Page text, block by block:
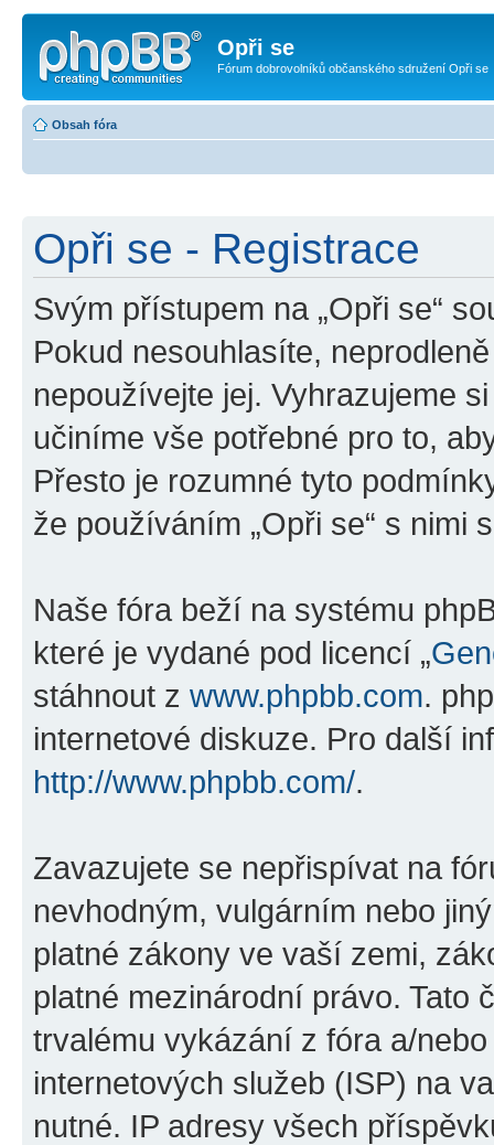
Opři se
Fórum dobrovolníků občanského sdružení Opři se
Obsah fóra
Opři se - Registrace
Svým přístupem na „Opři se“
Pokud nesouhlasíte,
nepoužívejte jej. Vyhrazujeme
učiníme vše potřebné pro to,
Přesto je rozumné tyto
že používáním „Opři se“ s nimi
Naše fóra beží na systému
které je vydané pod licencí „
stáhnout z www.phpbb.com.
internetové diskuze. Pro další
http://www.phpbb.com/.
Zavazujete se nepřispívat na
nevhodným, vulgárním nebo
platné zákony ve vaší zemi,
platné mezinárodní právo. Tato
trvalému vykázání z fóra a/
internetových služeb (ISP) na
nutné. IP adresy všech